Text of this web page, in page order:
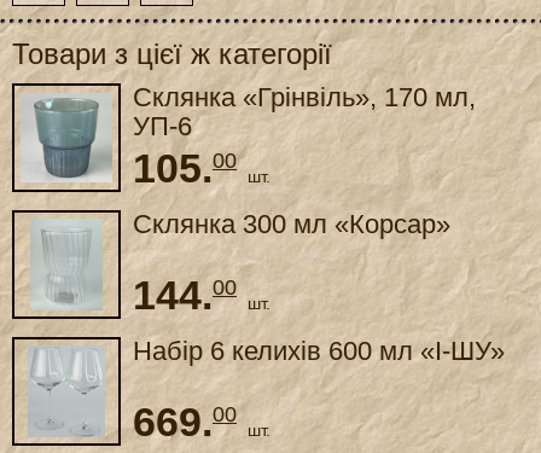
Товари з цієї ж категорії
Склянка «Грінвіль», 170 мл,
УП-6
105.00
шт.
Склянка 300 мл «Корсар»
144.00
шт.
Набір 6 келихів 600 мл «І-ШУ»
669.00
шт.